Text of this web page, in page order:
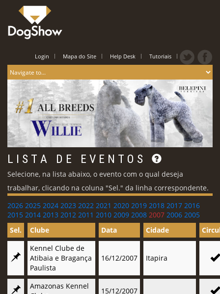
Login Mapa do Site Help Desk Tutoriais
L I S T A D E E V E N T O S
Selecione, na lista abaixo, o evento com o qual deseja
trabalhar, clicando na coluna "Sel." da linha correspondente.
2026 2025 2024 2023 2022 2021 2020 2019 2018 2017 2016
2015 2014 2013 2012 2011 2010 2009 2008 2007 2006 2005
Sel.
Clube Data Cidade
Kennel Clube de
Atibaia e Bragança
Paulista
16/12/2007 Itapira
Amazonas Kennel
15/12/2007